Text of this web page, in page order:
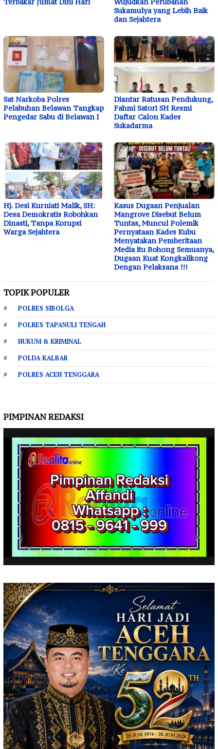
Sukamulya yang Lebih Baik
dan Sejahtera
Sat Narkoba Polres
Pelabuhan Belawan Tangkap
Pengedar Sabu di Belawan I
Diantar Ratusan Pendukung,
Fahmi Satori SH Resmi
Daftar Calon Kades
Sukadarma
Hj. Desi Kurniati Malik, SH:
Desa Demokratis Robohkan
Dinasti, Tanpa Korupsi
Warga Sejahtera
Kasus Dugaan Penjualan
Mangrove Disebut Belum
Tuntas, Muncul Polemik
Pernyataan Kades Kubu
Menyatakan Pemberitaan
Media itu Bohong Semuanya,
Dugaan Kuat Kongkalikong
Dengan Pelaksana !!!
TOPIK POPULER
POLRES SIBOLGA
POLRES TAPANULI TENGAH
HUKUM & KRIMINAL
POLDA KALBAR
POLRES ACEH TENGGARA
PIMPINAN REDAKSI